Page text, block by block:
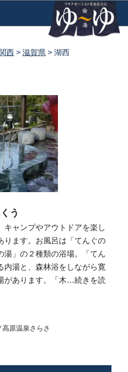
西 滋賀県 湖西
う
キャンプやアウトドアを楽し
ります。お風呂は「てんぐの
湯」の２種類の浴場。「てん
内湯と、森林浴をしながら寛
があります。「木…続きを読
高原温泉さらさ